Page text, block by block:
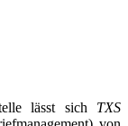
lässt sich TXS